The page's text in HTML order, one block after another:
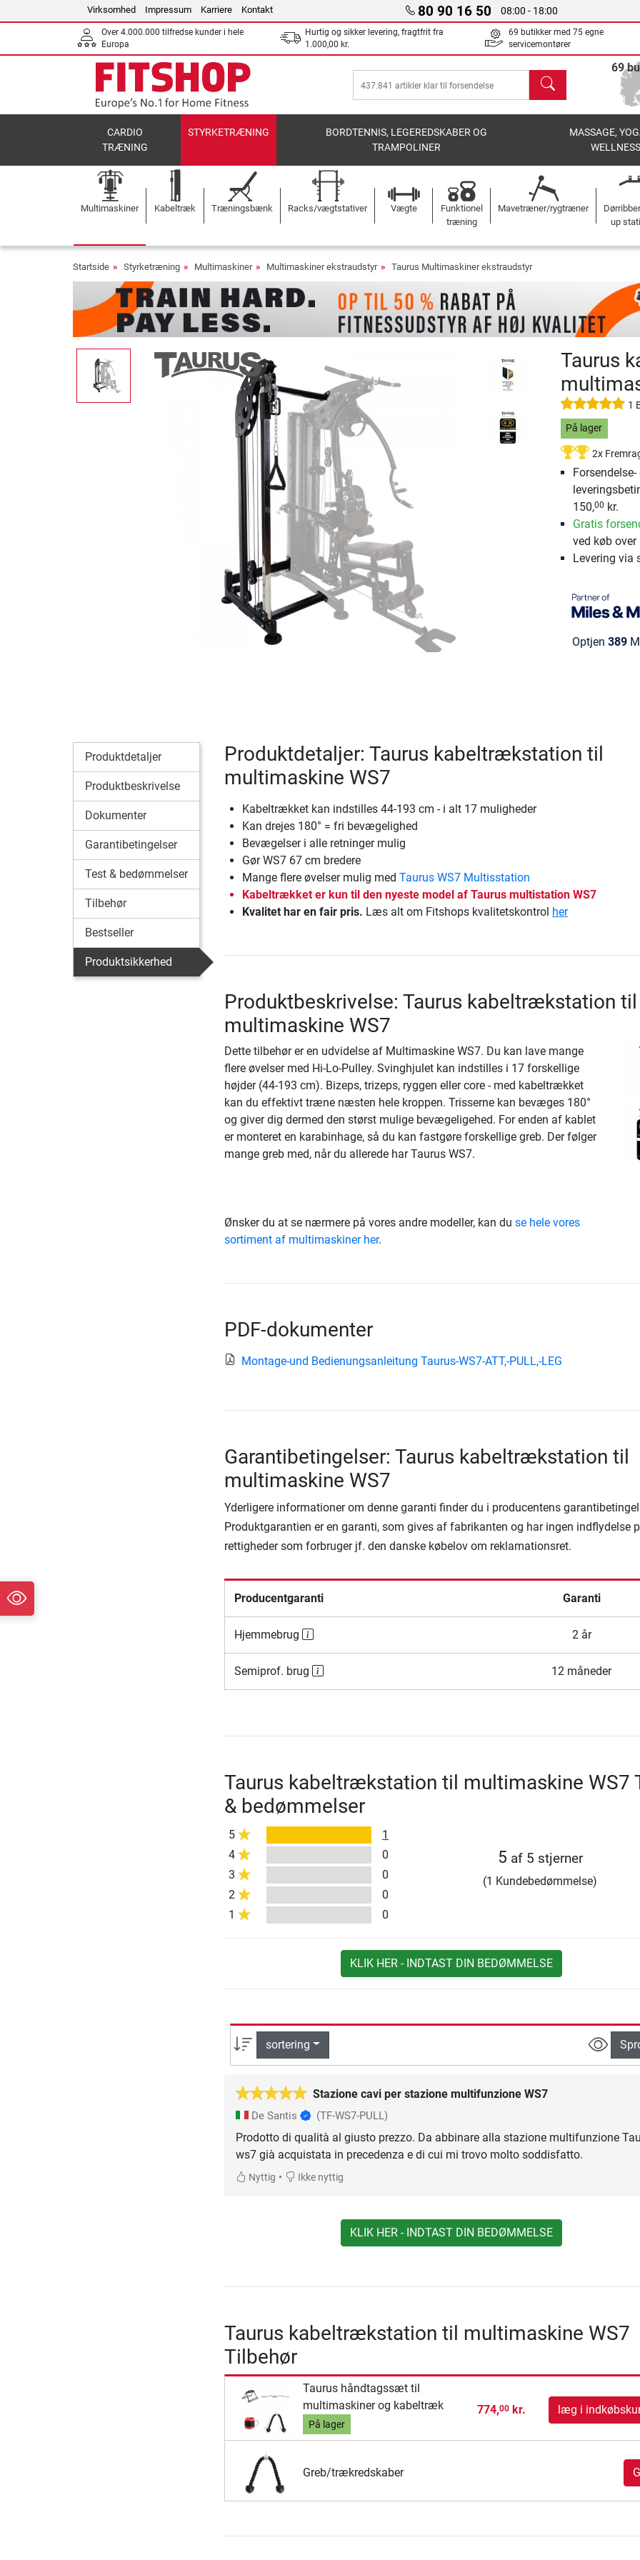
Virksomhed Impressum Karriere Kontakt 80 90 16 50 08:00 - 18:00
Over 4.000.000 tilfredse kunder i hele
Europa
Hurtig og sikker levering, fragtfrit fra
1.000,00 kr.
69 butikker med 75 egne
servicemontører
søg
69
CARDIO
TRÆNING
STYRKETRÆNING
BORDTENNIS, LEGEREDSKABER OG
TRAMPOLINER
MASSAGE,
Multimaskiner Kabeltræk Træningsbænk Racks/vægtstativer Vægte
Funktionel
træning
Mavetræner/rygtræner
up
Startside Styrketræning Multimaskiner Multimaskiner ekstraudstyr Taurus Multimaskiner ekstraudstyr
Taurus
1
På lager
2x
Forsendelse-
150,00 kr.
Gratis
ved køb over
Levering via
Optjen 389
Produktdetaljer
Produktbeskrivelse
Dokumenter
Garantibetingelser
Test & bedømmelser
Tilbehør
Bestseller
Produktsikkerhed
Produktdetaljer: Taurus kabeltrækstation til
multimaskine WS7
Kabeltrækket kan indstilles 44-193 cm - i alt 17 muligheder
Kan drejes 180° = fri bevægelighed
Bevægelser i alle retninger mulig
Gør WS7 67 cm bredere
Mange flere øvelser mulig med Taurus WS7 Multisstation
Kabeltrækket er kun til den nyeste model af Taurus multistation WS7
Kvalitet har en fair pris. Læs alt om Fitshops kvalitetskontrol her
Produktbeskrivelse: Taurus kabeltrækstation til
multimaskine WS7
Dette tilbehør er en udvidelse af Multimaskine WS7. Du kan lave mange
flere øvelser med Hi-Lo-Pulley. Svinghjulet kan indstilles i 17 forskellige
højder (44-193 cm). Bizeps, trizeps, ryggen eller core - med kabeltrækket
kan du effektivt træne næsten hele kroppen. Trisserne kan bevæges 180°
og giver dig dermed den størst mulige bevægeligehed. For enden af kablet
er monteret en karabinhage, så du kan fastgøre forskellige greb. Der følger
mange greb med, når du allerede har Taurus WS7.
Ønsker du at se nærmere på vores andre modeller, kan du se hele vores
sortiment af multimaskiner her.
PDF-dokumenter
Montage-und Bedienungsanleitung Taurus-WS7-ATT,-PULL,-LEG
Garantibetingelser: Taurus kabeltrækstation til
multimaskine WS7
Yderligere informationer om denne garanti finder du i producentens
Produktgarantien er en garanti, som gives af fabrikanten og har ingen indflydelse
rettigheder som forbruger jf. den danske købelov om reklamationsret.
Producentgaranti Garanti
Hjemmebrug 2 år
Semiprof. brug 12 måneder
Taurus kabeltrækstation til multimaskine WS7
& bedømmelser
5
1
4
0
3
0
2
0
1
0
5 af 5 stjerner
(1 Kundebedømmelse)
KLIK HER - INDTAST DIN BEDØMMELSE
sortering
Stazione cavi per stazione multifunzione WS7
De Santis (TF-WS7-PULL)
Prodotto di qualità al giusto prezzo. Da abbinare alla stazione multifunzione
ws7 già acquistata in precedenza e di cui mi trovo molto soddisfatto.
Nyttig • Ikke nyttig
KLIK HER - INDTAST DIN BEDØMMELSE
Taurus kabeltrækstation til multimaskine WS7
Tilbehør
Taurus håndtagssæt til
multimaskiner og kabeltræk
På lager
774,00kr. læg i
Greb/trækredskaber